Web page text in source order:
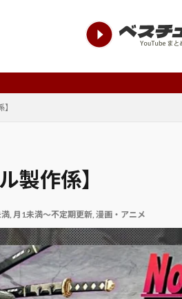
製作係】
, 月1未満～不定期更新, 漫画・アニメ